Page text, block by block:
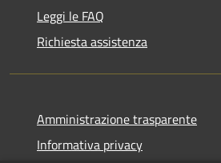
Leggi le FAQ
Richiesta assistenza
Amministrazione trasparente
Informativa privacy